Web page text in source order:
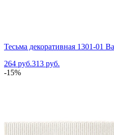
Тесьма декоративная 1301-01
264 руб.313 руб.
-15%